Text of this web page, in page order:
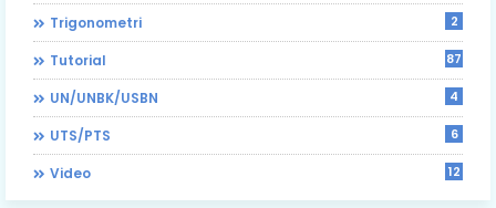
Trigonometri 2
Tutorial 87
UN/UNBK/USBN 4
UTS/PTS 6
Video 12